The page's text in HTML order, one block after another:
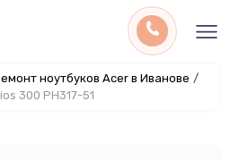
ноутбуков Acer в Иванове /
300 PH317-51